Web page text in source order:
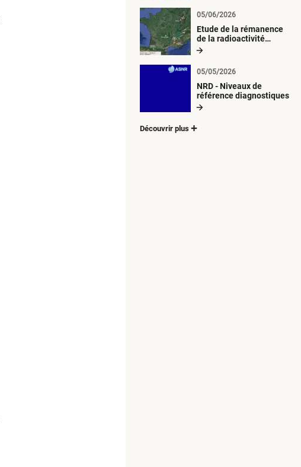
atmosphériques
radioactives depuis 1945
Etude de la rémanence
de la radioactivité
d’origine artificielle
05/06/2026
NRD - Niveaux de
référence diagnostiques
05/05/2026
Découvrir plus